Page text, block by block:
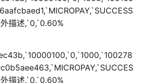
描述,`0,`0.60%
描述,`0,`0.60%